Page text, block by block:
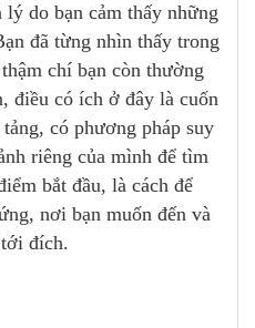
do bạn cảm thấy những
đã từng nhìn thấy trong
chí bạn còn thường
điều có ích ở đây là cuốn
có phương pháp suy
riêng của mình để tìm
bắt đầu, là cách để
nơi bạn muốn đến và
đích.